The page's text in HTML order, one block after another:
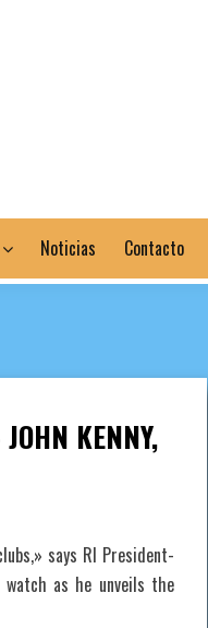
Noticias Contacto
KENNY,
says RI President-
watch as he unveils the